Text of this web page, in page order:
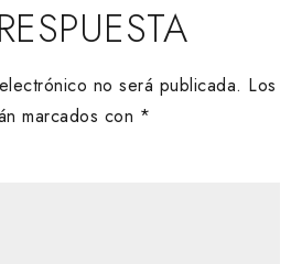
no será publicada. Los
marcados con *